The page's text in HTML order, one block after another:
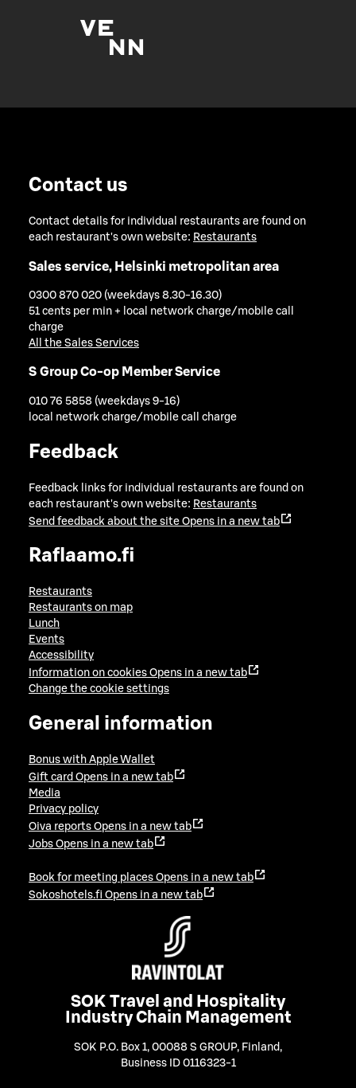
Contact us
Contact details for individual restaurants are found on
each restaurant's own website: Restaurants
Sales service, Helsinki metropolitan area
0300 870 020 (weekdays 8.30-16.30)
51 cents per min + local network charge/mobile call
charge
All the Sales Services
S Group Co-op Member Service
010 76 5858 (weekdays 9-16)
local network charge/mobile call charge
Feedback
Feedback links for individual restaurants are found on
each restaurant's own website: Restaurants
Send feedback about the site Opens in a new tab
Raflaamo.fi
Restaurants
Restaurants on map
Lunch
Events
Accessibility
Information on cookies Opens in a new tab
Change the cookie settings
General information
Bonus with Apple Wallet
Gift card Opens in a new tab
Media
Privacy policy
Oiva reports Opens in a new tab
Jobs Opens in a new tab
Book for meeting places Opens in a new tab
Sokoshotels.fi Opens in a new tab
SOK Travel and Hospitality
Industry Chain Management
SOK P.O. Box 1, 00088 S GROUP, Finland ,
Business ID 0116323-1